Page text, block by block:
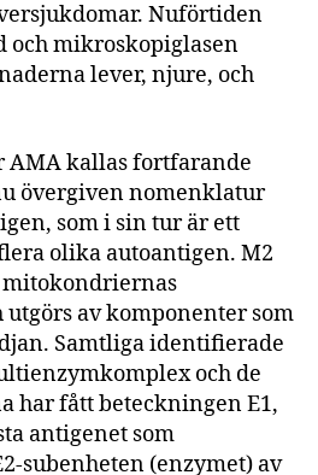
Nuförtiden
och mikroskopiglasen
lever, njure, och
AMA kallas fortfarande
övergiven nomenklatur
som i sin tur är ett
olika autoantigen. M2
av komponenter som
Samtliga identifierade
och de
har fått beteckningen E1,
antigenet som
subenheten (enzymet) av